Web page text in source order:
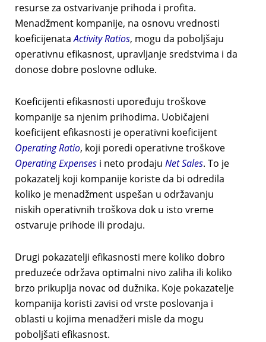
resurse za ostvarivanje prihoda i profita.
Menadžment kompanije, na osnovu vrednosti
koeficijenataActivity Ratios, mogu da poboljšaju
operativnu efikasnost, upravljanje sredstvima i da
donose dobre poslovne odluke.
Koeficijenti efikasnosti upoređuju troškove
kompanije sa njenim prihodima. Uobičajeni
koeficijent efikasnosti je operativni koeficijent
Operating Ratio, koji poredi operativne troškove
Operating Expensesi neto prodaju Net Sales. To je
pokazatelj koji kompanije koriste da bi odredila
koliko je menadžment uspešan u održavanju
niskih operativnih troškova dok u isto vreme
ostvaruje prihode ili prodaju.
Drugi pokazatelji efikasnosti mere koliko dobro
preduzeće održava optimalni nivo zaliha ili koliko
brzo prikuplja novac od dužnika. Koje pokazatelje
kompanija koristi zavisi od vrste poslovanja i
oblasti u kojima menadžeri misle da mogu
poboljšati efikasnost.